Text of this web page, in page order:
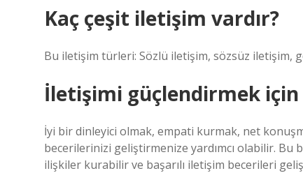
Kaç çeşit iletişim vardır?
Bu iletişim türleri: Sözlü iletişim, sözsüz iletişim,
İletişimi güçlendirmek için
İyi bir dinleyici olmak, empati kurmak, net
becerilerinizi geliştirmenize yardımcı olabilir.
ilişkiler kurabilir ve başarılı iletişim becerileri